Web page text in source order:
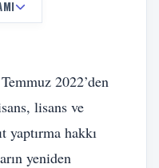
2022’den
lisans ve
yaptırma hakkı
yeniden